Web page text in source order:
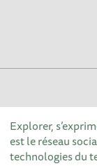
Explorer,
est le réseau
technologies du